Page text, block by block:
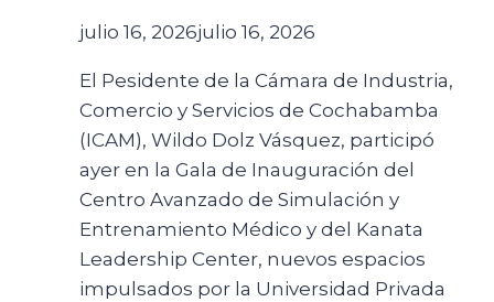
julio 16, 2026julio 16, 2026
El Pesidente de la Cámara de Industria,
Comercio y Servicios de Cochabamba
(ICAM), Wildo Dolz Vásquez, participó
ayer en la Gala de Inauguración del
Centro Avanzado de Simulación y
Entrenamiento Médico y del Kanata
Leadership Center, nuevos espacios
impulsados por la Universidad Privada